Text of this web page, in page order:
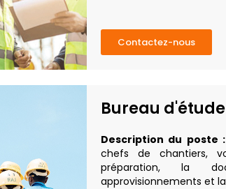
Contactez-nous
Bureau d'étude
Description du poste :
chefs de chantiers,
préparation, la
approvisionnements et